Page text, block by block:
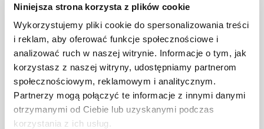
Niniejsza strona korzysta z plików cookie
Wykorzystujemy pliki cookie do spersonalizowania treści
i reklam, aby oferować funkcje społecznościowe i
analizować ruch w naszej witrynie. Informacje o tym, jak
korzystasz z naszej witryny, udostępniamy partnerom
społecznościowym, reklamowym i analitycznym.
Partnerzy mogą połączyć te informacje z innymi danymi
otrzymanymi od Ciebie lub uzyskanymi podczas
korzystania z ich usług.